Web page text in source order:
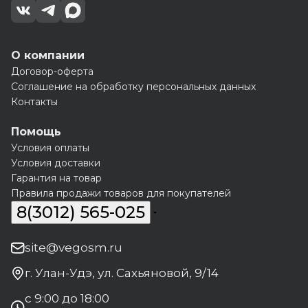
О компании
Договор-оферта
Соглашение на обработку персональных данных
Контакты
Помощь
Условия оплаты
Условия доставки
Гарантия на товар
Правила продажи товаров для покупателей
8(3012) 565-025
site@vegosm.ru
г. Улан-Удэ, ул. Сахьяновой, 9/14
с 9:00 до 18:00